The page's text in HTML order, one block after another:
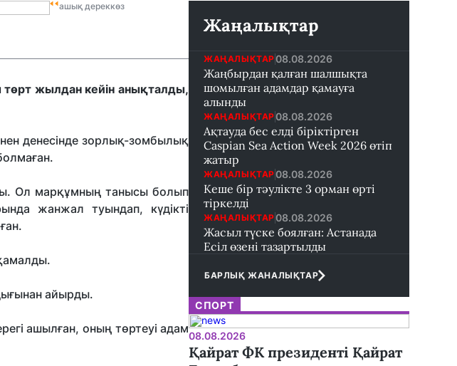
ашық дереккөз
жылдан кейін анықталды,
денесінде зорлық-зомбылық
Ол марқұмның танысы болып
жанжал туындап, күдікті
айырды.
ашылған, оның төртеуі адам
Жаңалықтар
ЖАҢАЛЫҚТАР 08.08.2026
Жаңбырдан қалған шалшықта
шомылған адамдар қамауға
алынды
ЖАҢАЛЫҚТАР 08.08.2026
Ақтауда бес елді біріктірген
Caspian Sea Action Week 2026 өтіп
жатыр
ЖАҢАЛЫҚТАР 08.08.2026
Кеше бір тәулікте 3 орман өрті
тіркелді
ЖАҢАЛЫҚТАР 08.08.2026
Жасыл түске боялған: Астанада
Есіл өзені тазартылды
БАРЛЫҚ ЖАНАЛЫҚТАР
СПОРТ
08.08.2026
Қайрат ФК президенті Қайрат